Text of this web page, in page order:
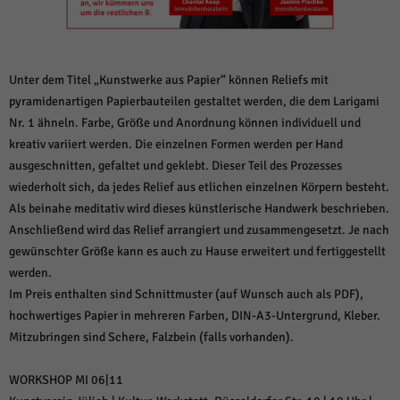
Unter dem Titel „Kunstwerke aus Papier“ können Reliefs mit
pyramidenartigen Papierbauteilen gestaltet werden, die dem Larigami
Nr. 1 ähneln. Farbe, Größe und Anordnung können individuell und
kreativ variiert werden. Die einzelnen Formen werden per Hand
ausgeschnitten, gefaltet und geklebt. Dieser Teil des Prozesses
wiederholt sich, da jedes Relief aus etlichen einzelnen Körpern besteht.
Als beinahe meditativ wird dieses künstlerische Handwerk beschrieben.
Anschließend wird das Relief arrangiert und zusammengesetzt. Je nach
gewünschter Größe kann es auch zu Hause erweitert und fertiggestellt
werden.
Im Preis enthalten sind Schnittmuster (auf Wunsch auch als PDF),
hochwertiges Papier in mehreren Farben, DIN-A3-Untergrund, Kleber.
Mitzubringen sind Schere, Falzbein (falls vorhanden).
WORKSHOP MI 06|11
Zurück
Datenschutzeinstellungen
Essenziell (1)
Essenzielle Cookies ermöglichen grundlegende Funktionen und sind für die
einwandfreie Funktion der Website erforderlich.
Cookie-Informationen anzeigen
Statistiken (1)
Statistik Cookies erfassen Informationen anonym. Diese Informationen helfen
uns zu verstehen, wie unsere Besucher unsere Website nutzen.
Cookie-Informationen anzeigen
Marketing (1)
um personalisierte Werbung anzuzeigen. Sie tun dies, indem sie Besucher